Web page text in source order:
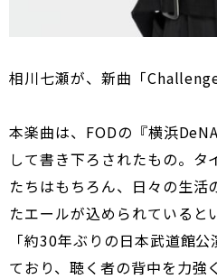
相川七瀬が、新曲「
本楽曲は、FODの『横浜
して書き下ろされたもの。
たちはもちろん、日々の生活
たエールが込められている
「約30年ぶりの日本武道館
ており、聴く者の背中を力強